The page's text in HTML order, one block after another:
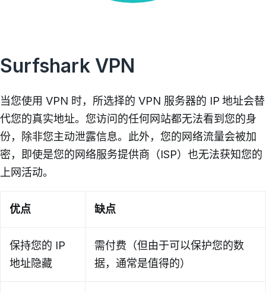
Surfshark VPN
当您使用 VPN 时，所选择的 VPN 服务器的 IP 地址会替
代您的真实地址。您访问的任何网站都无法看到您的身
份，除非您主动泄露信息。此外，您的网络流量会被加
密，即使是您的网络服务提供商（ISP）也无法获知您的
上网活动。
优点 缺点
保持您的 IP
地址隐藏
需付费（但由于可以保护您的数
据，通常是值得的）